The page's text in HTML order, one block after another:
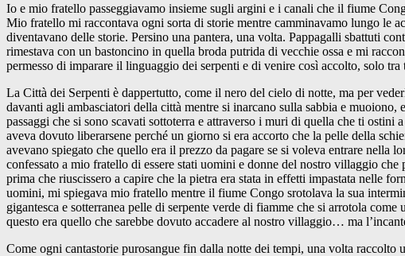
Io e mio fratello passeggiavamo insieme sugli argini e i canali che il fiume
Mio fratello mi raccontava ogni sorta di storie mentre camminavamo lungo le
diventavano delle storie. Persino una pantera, una volta. Pappagalli sbattuti
rimestava con un bastoncino in quella broda putrida di vecchie ossa e mi
permesso di imparare il linguaggio dei serpenti e di venire così accolto, solo
La Città dei Serpenti è dappertutto, come il nero del cielo di notte, ma per
davanti agli ambasciatori della città mentre si inarcano sulla sabbia e
passaggi che si sono scavati sottoterra e attraverso i muri di quella che ti
aveva dovuto liberarsene perché un giorno si era accorto che la pelle della
avevano spiegato che quello era il prezzo da pagare se si voleva entrare
confessato a mio fratello di essere stati uomini e donne del nostro villaggio
prima che riuscissero a capire che la pietra era stata in effetti impastata nelle
uomini, mi spiegava mio fratello mentre il fiume Congo srotolava la sua
gigantesca e sotterranea pelle di serpente verde di fiamme che si arrotola
questo era quello che sarebbe dovuto accadere al nostro villaggio… ma
Come ogni cantastorie purosangue fin dalla notte dei tempi, una volta